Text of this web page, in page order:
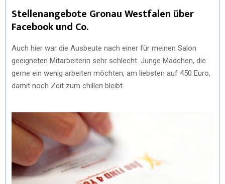
Stellenangebote Gronau Westfalen über
Facebook und Co.
Auch hier war die Ausbeute nach einer für meinen Salon
geeigneten Mitarbeiterin sehr schlecht. Junge Mädchen, die
gerne ein wenig arbeiten möchten, am liebsten auf 450 Euro,
damit noch Zeit zum chillen bleibt.